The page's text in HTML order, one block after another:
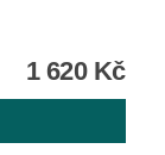
1 620 Kč